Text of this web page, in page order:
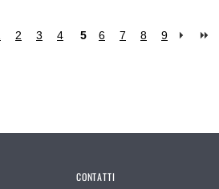
2 3 4 5 6 7 8 9
CONTATTI